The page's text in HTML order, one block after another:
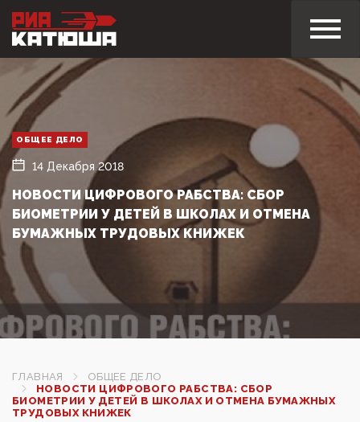
ОБЩЕЕ ДЕЛО
14 Декабря 2018
НОВОСТИ ЦИФРОВОГО РАБСТВА: СБОР
БИОМЕТРИИ У ДЕТЕЙ В ШКОЛАХ И ОТМЕНА
БУМАЖНЫХ ТРУДОВЫХ КНИЖЕК
ГЛАВНАЯ
ОБЩЕЕ ДЕЛО
НОВОСТИ ЦИФРОВОГО РАБСТВА: СБОР
БИОМЕТРИИ У ДЕТЕЙ В ШКОЛАХ И ОТМЕНА БУМАЖНЫХ
ТРУДОВЫХ КНИЖЕК